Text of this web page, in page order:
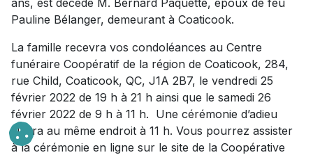
Pauline Bélanger, demeurant à Coaticook.
La famille recevra vos condoléances au Centre
funéraire Coopératif de la région de Coaticook, 284,
rue Child, Coaticook, QC, J1A 2B7, le vendredi 25
février 2022 de 19 h à 21 h ainsi que le samedi 26
février 2022 de 9 h à 11 h. Une cérémonie d’adieu
suivra au même endroit à 11 h. Vous pourrez assister
à la cérémonie en ligne sur le site de la Coopérative